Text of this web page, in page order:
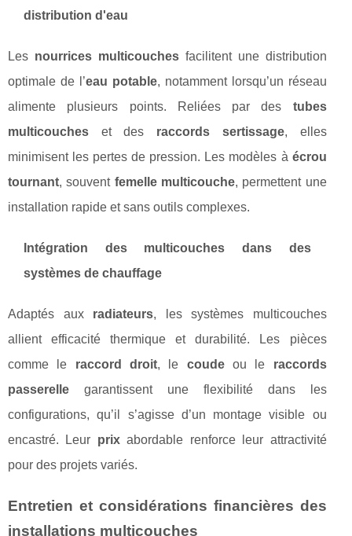
distribution d'eau
Les nourrices multicouchesfacilitent une distribution
optimale de l’eau potable, notamment lorsqu’un réseau
alimente plusieurs points. Reliées par des tubes
multicouches et des raccords sertissage, elles
minimisent les pertes de pression. Les modèles à écrou
tournant, souvent femelle multicouche, permettent une
installation rapide et sans outils complexes.
Intégration des multicouches dans des
systèmes de chauffage
Adaptés aux radiateurs, les systèmes multicouches
allient efficacité thermique et durabilité. Les pièces
comme le raccord droit, le coudeou le raccords
passerelle garantissent une flexibilité dans les
configurations, qu’il s’agisse d’un montage visible ou
encastré. Leur prixabordable renforce leur attractivité
pour des projets variés.
Entretien et considérations financières des
installations multicouches